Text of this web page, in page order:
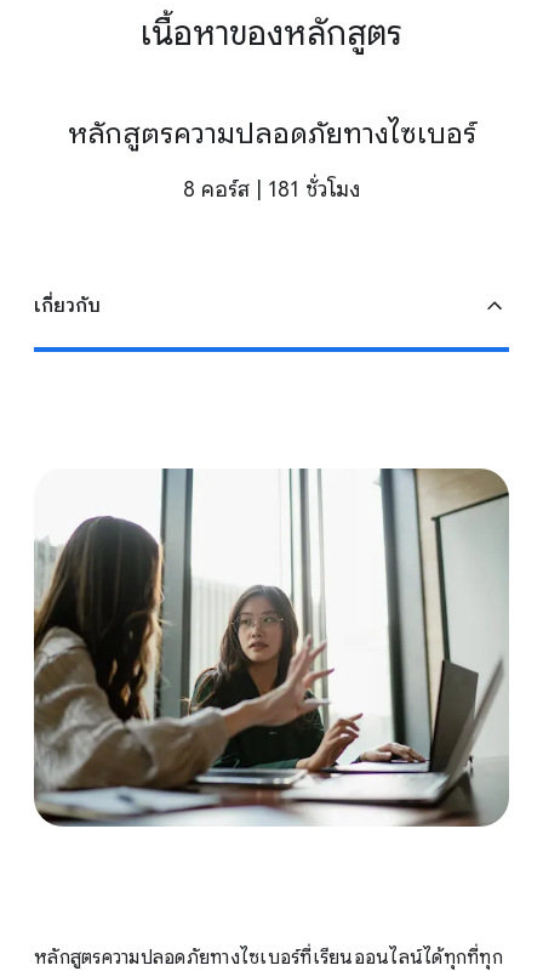
เนื้อหาของหลักสูตร
หลักสูตรความปลอดภัยทางไซเบอร์
8 คอร์ส | 181 ชั่วโมง
เกี่ยวกับ
หลักสูตรความปลอดภัยทางไซเบอร์ที่เรียนออนไลน์ได้ทุกที่ทุก